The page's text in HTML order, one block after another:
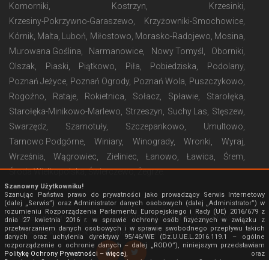
Komorniki
Kostrzyn
Krzesinki
Krzesiny-Pokrzywno-Garaszewo
Krzyżowniki-Smochowice
Kórnik Malta Luboń Miłostowo Morasko-Radojewo Mosina
Murowana Goślina
Narmanowice Nowy Tomyśl
Oborniki
Olszak
Piaski Piątkowo Piła Pobiedziska
Podolany
Poznań Jeżyce Poznań Ogrody Poznań Wola
Puszczykowo
Rogoźno
Rataje Rokietnica Sołacz Spławie
Starołęka
Starołęka-Minikowo-Marlewo
Strzeszyn Suchy Las
Stęszew
Swarzędz
Szamotuły Szczepankowo
Umultowo
Tarnowo Podgórne
Winiary Winogrady Wronki
Wyraj
Września
Wągrowiec Zieliniec Łanowo Ławica
Śrem
Środa Wielkopolska Świerczewo Żegrze
Regulamin Serwisu |Polityka Ochrony Prywatności|
Polityka Plików Cookies|Mapa strony|Inne
Szanowny Użytkowniku!
Szanując Państwa prawo do prywatności jako prowadzący Serwis Internetowy
(dalej „Serwis”) oraz Administrator danych osobowych (dalej „Administrator”) w
rozumieniu Rozporządzenia Parlamentu Europejskiego i Rady (UE) 2016/679 z
dnia 27 kwietnia 2016 r. w sprawie ochrony osób fizycznych w związku z
przetwarzaniem danych osobowych i w sprawie swobodnego przepływu takich
danych oraz uchylenia dyrektywy 95/46/WE (Dz.U.UE.L.2016.119.1 – ogólne
rozporządzenie o ochronie danych – dalej „RODO”), niniejszym przedstawiam
Politykę Ochrony Prywatności – więcej, oraz